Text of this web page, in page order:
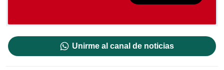
Unirme al canal de noticias